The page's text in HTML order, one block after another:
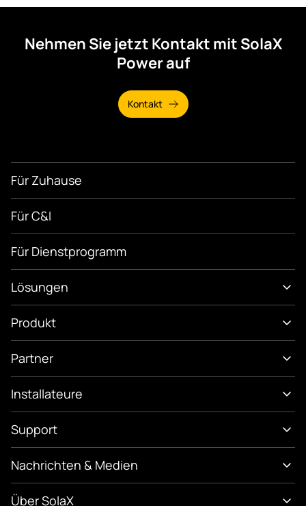
Nehmen Sie jetzt Kontakt mit SolaX
Power auf
Kontakt
Für Zuhause
Für C&I
Für Dienstprogramm
Lösungen
Produkt
Partner
Installateure
Support
Nachrichten & Medien
Über SolaX